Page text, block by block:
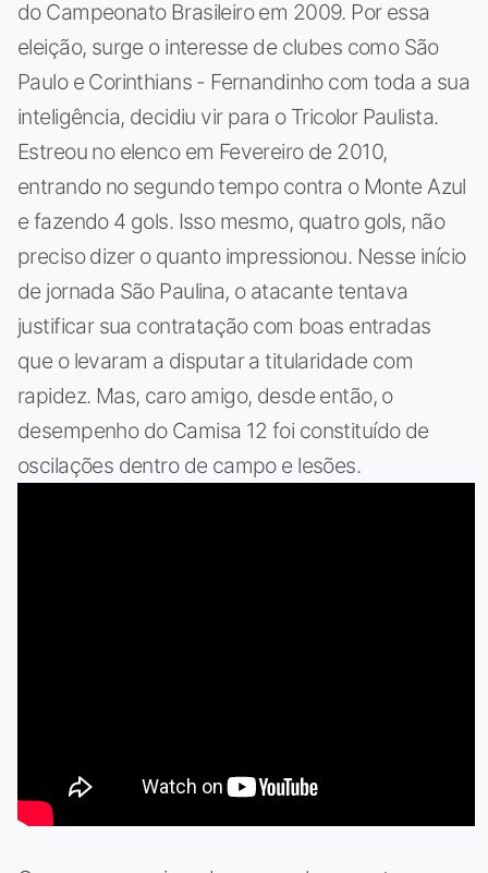
do Campeonato Brasileiro em 2009. Por essa
eleição, surge o interesse de clubes como São
Paulo e Corinthians - Fernandinho com toda a sua
inteligência, decidiu vir para o Tricolor Paulista.
Estreou no elenco em Fevereiro de 2010,
entrando no segundo tempo contra o Monte Azul
e fazendo 4 gols. Isso mesmo, quatro gols, não
preciso dizer o quanto impressionou. Nesse início
de jornada São Paulina, o atacante tentava
justificar sua contratação com boas entradas
que o levaram a disputar a titularidade com
rapidez. Mas, caro amigo, desde então, o
desempenho do Camisa 12 foi constituído de
oscilações dentro de campo e lesões.